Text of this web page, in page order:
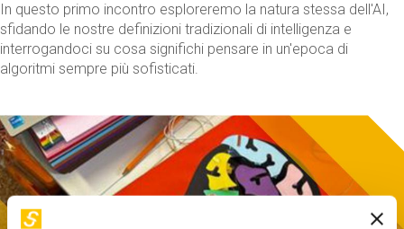
In questo primo incontro esploreremo la natura stessa dell'AI,
sfidando le nostre definizioni tradizionali di intelligenza e
interrogandoci su cosa significhi pensare in un'epoca di
algoritmi sempre più sofisticati.